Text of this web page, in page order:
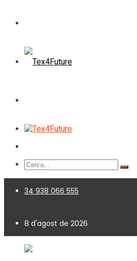
34 938 066 555
8 d'agost de 2026